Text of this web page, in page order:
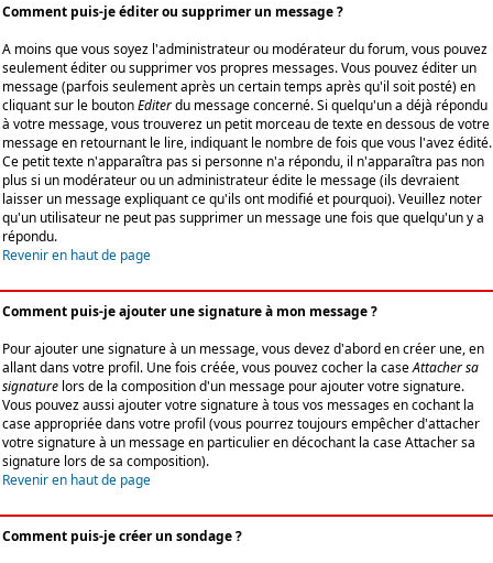
Comment puis-je éditer ou supprimer un message ?
A moins que vous soyez l'administrateur ou modérateur du forum, vous pouvez
seulement éditer ou supprimer vos propres messages. Vous pouvez éditer un
message (parfois seulement après un certain temps après qu'il soit posté) en
cliquant sur le boutonEditerdu message concerné. Si quelqu'un a déjà répondu
à votre message, vous trouverez un petit morceau de texte en dessous de votre
message en retournant le lire, indiquant le nombre de fois que vous l'avez édité.
Ce petit texte n'apparaîtra pas si personne n'a répondu, il n'apparaîtra pas non
plus si un modérateur ou un administrateur édite le message (ils devraient
laisser un message expliquant ce qu'ils ont modifié et pourquoi). Veuillez noter
qu'un utilisateur ne peut pas supprimer un message une fois que quelqu'un y a
répondu.
Revenir en haut de page
Comment puis-je ajouter une signature à mon message ?
Pour ajouter une signature à un message, vous devez d'abord en créer une, en
allant dans votre profil. Une fois créée, vous pouvez cocher la caseAttacher sa
signature lors de la composition d'un message pour ajouter votre signature.
Vous pouvez aussi ajouter votre signature à tous vos messages en cochant la
case appropriée dans votre profil (vous pourrez toujours empêcher d'attacher
votre signature à un message en particulier en décochant la case Attacher sa
signature lors de sa composition).
Revenir en haut de page
Comment puis-je créer un sondage ?